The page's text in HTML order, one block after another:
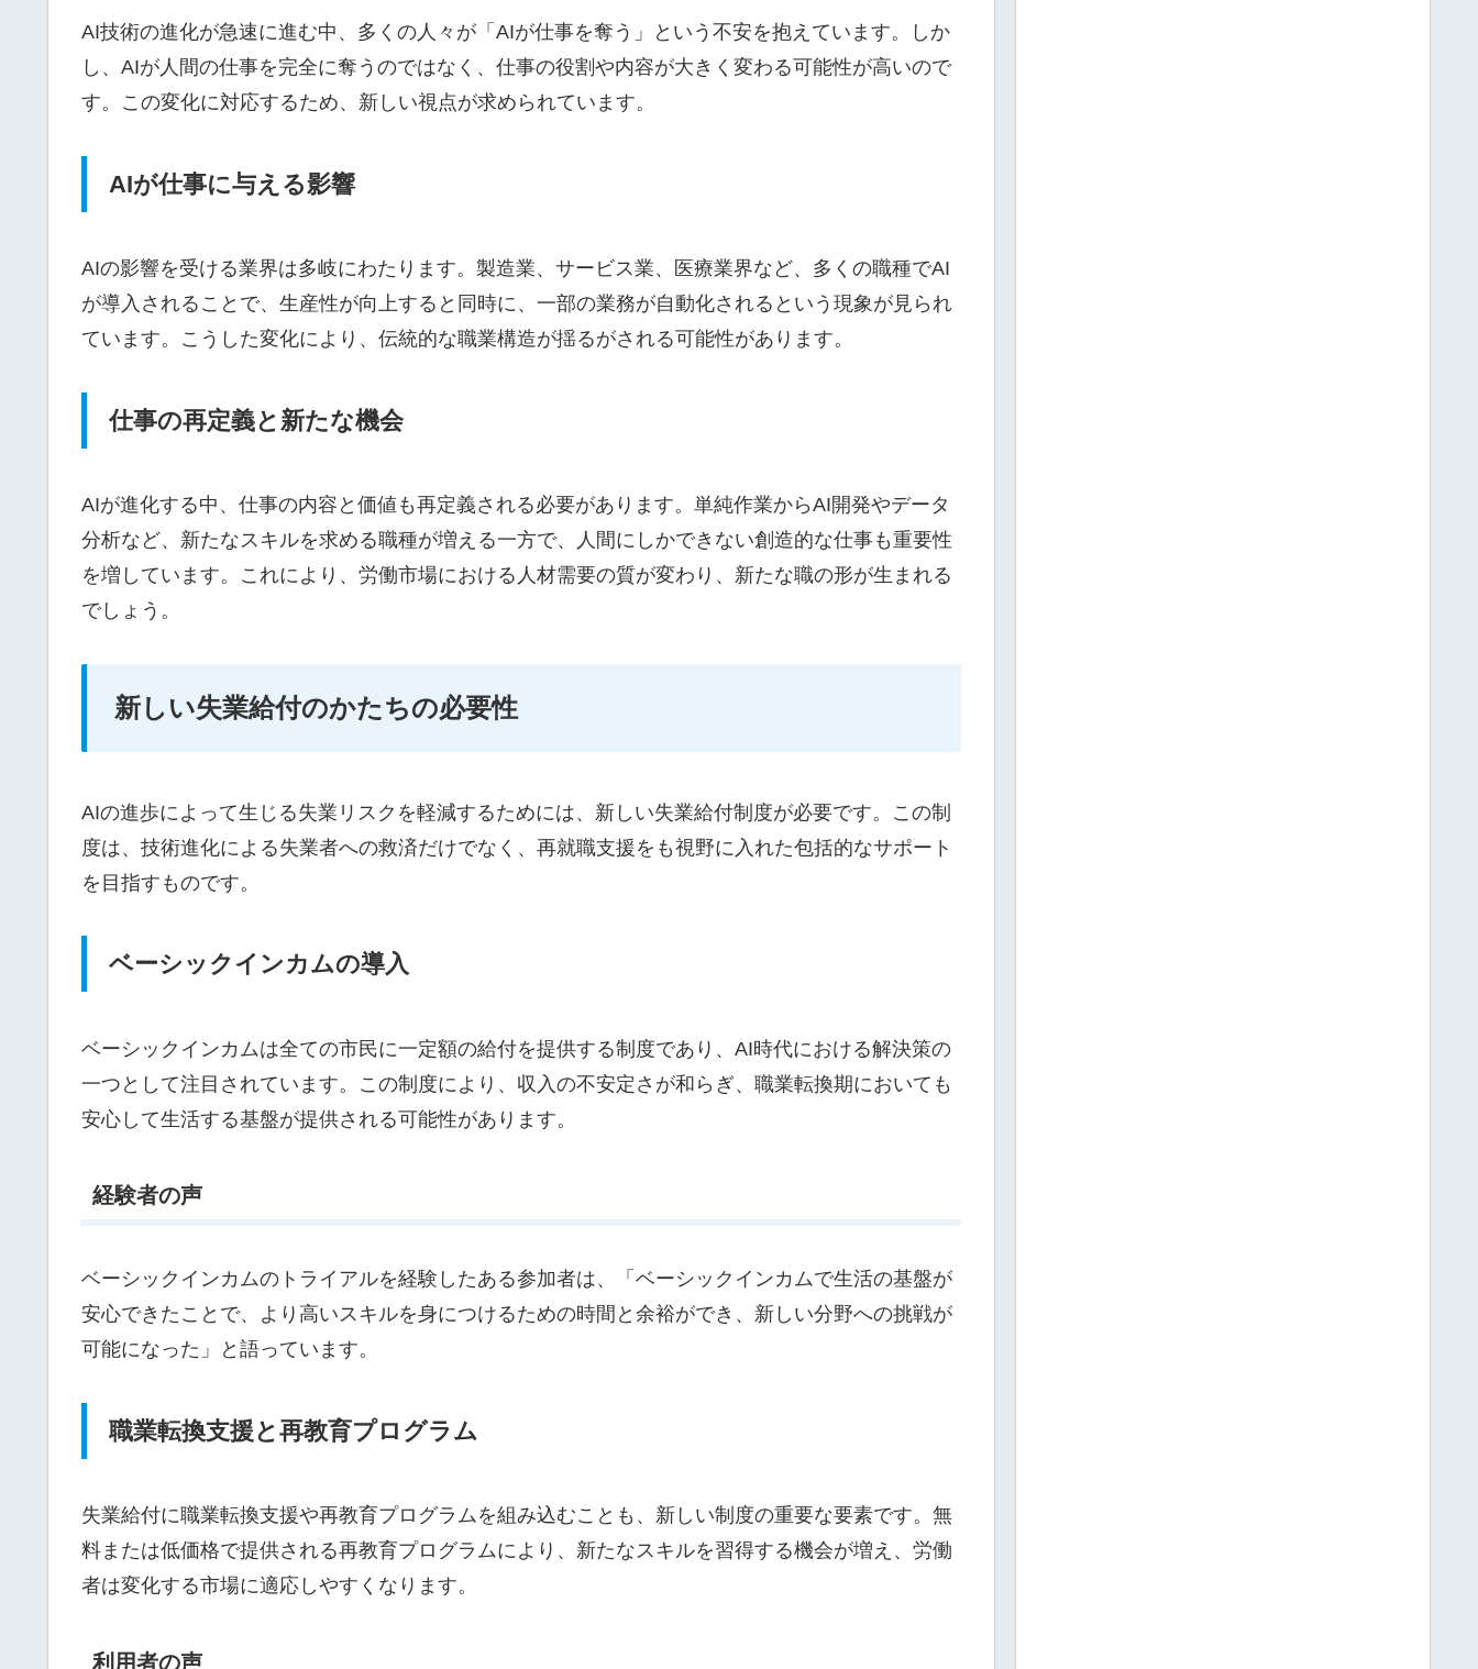
AI技術の進化が急速に進む中、多くの人々が「AIが仕事を奪う」という不安を抱えています。しか
し、AIが人間の仕事を完全に奪うのではなく、仕事の役割や内容が大きく変わる可能性が高いので
す。この変化に対応するため、新しい視点が求められています。
AIが仕事に与える影響
AIの影響を受ける業界は多岐にわたります。製造業、サービス業、医療業界など、多くの職種でAI
が導入されることで、生産性が向上すると同時に、一部の業務が自動化されるという現象が見られ
ています。こうした変化により、伝統的な職業構造が揺るがされる可能性があります。
仕事の再定義と新たな機会
AIが進化する中、仕事の内容と価値も再定義される必要があります。単純作業からAI開発やデータ
分析など、新たなスキルを求める職種が増える一方で、人間にしかできない創造的な仕事も重要性
を増しています。これにより、労働市場における人材需要の質が変わり、新たな職の形が生まれる
でしょう。
新しい失業給付のかたちの必要性
AIの進歩によって生じる失業リスクを軽減するためには、新しい失業給付制度が必要です。この制
度は、技術進化による失業者への救済だけでなく、再就職支援をも視野に入れた包括的なサポート
を目指すものです。
ベーシックインカムの導入
ベーシックインカムは全ての市民に一定額の給付を提供する制度であり、AI時代における解決策の
一つとして注目されています。この制度により、収入の不安定さが和らぎ、職業転換期においても
安心して生活する基盤が提供される可能性があります。
経験者の声
ベーシックインカムのトライアルを経験したある参加者は、「ベーシックインカムで生活の基盤が
安心できたことで、より高いスキルを身につけるための時間と余裕ができ、新しい分野への挑戦が
可能になった」と語っています。
職業転換支援と再教育プログラム
失業給付に職業転換支援や再教育プログラムを組み込むことも、新しい制度の重要な要素です。無
料または低価格で提供される再教育プログラムにより、新たなスキルを習得する機会が増え、労働
者は変化する市場に適応しやすくなります。
利用者の声